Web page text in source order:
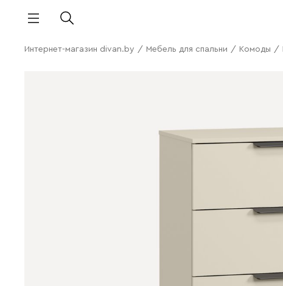
Интернет-магазин divan.by / Мебель для спальни / Комоды /